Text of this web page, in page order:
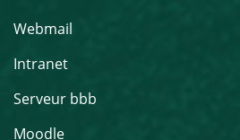
Webmail
Intranet
Serveur bbb
Moodle